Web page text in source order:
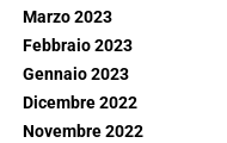
Marzo 2023
Febbraio 2023
Gennaio 2023
Dicembre 2022
Novembre 2022